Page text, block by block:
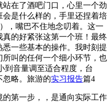
在了酒吧门口，心里一个劲
会是什么样的，手里还捏着培
，嘴巴不住地念叨着。这一
的好紧张这第一个班！最终
一些基本的操作。我时刻提
叫的任何一个细小环节，也
到音量调至适合程度，台
忽略。旅游的实习报告篇4
第一步，，是通向实际工作